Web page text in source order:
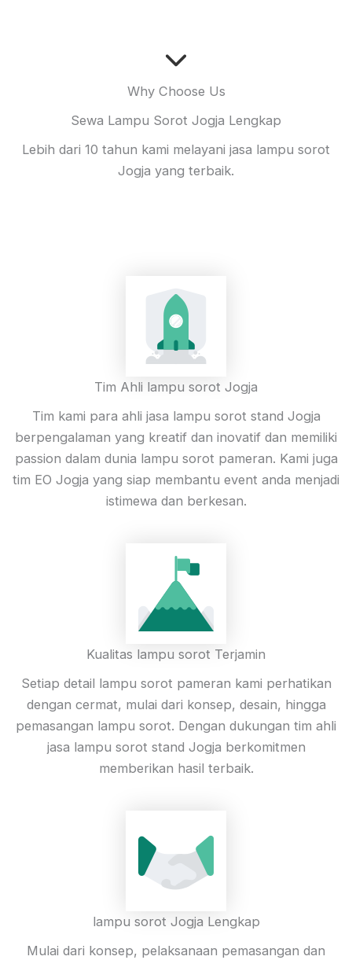
Why Choose Us
Sewa Lampu Sorot Jogja Lengkap
Lebih dari 10 tahun kami melayani jasa lampu sorot
Jogja yang terbaik.
Tim Ahli lampu sorot Jogja
Tim kami para ahli jasa lampu sorot stand Jogja
berpengalaman yang kreatif dan inovatif dan memiliki
passion dalam dunia lampu sorot pameran. Kami juga
tim EO Jogja yang siap membantu event anda menjadi
istimewa dan berkesan.
Kualitas lampu sorot Terjamin
Setiap detail lampu sorot pameran kami perhatikan
dengan cermat, mulai dari konsep, desain, hingga
pemasangan lampu sorot. Dengan dukungan tim ahli
jasa lampu sorot stand Jogja berkomitmen
memberikan hasil terbaik.
lampu sorot Jogja Lengkap
Mulai dari konsep, pelaksanaan pemasangan dan